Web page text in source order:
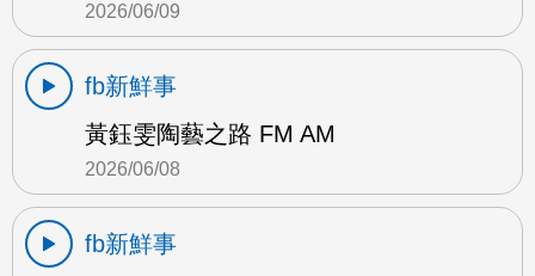
2026/06/09
fb新鮮事
黃鈺雯陶藝之路 FM AM
2026/06/08
fb新鮮事